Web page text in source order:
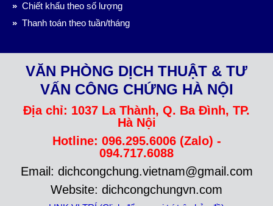
» Chiết khấu theo số lượng
» Thanh toán theo tuần/tháng
VĂN PHÒNG DỊCH THUẬT & TƯ
VẤN CÔNG CHỨNG HÀ NỘI
Địa chỉ: 1037 La Thành, Q. Ba Đình, TP.
Hà Nội
Hotline: 096.295.6006 (Zalo) -
094.717.6088
Email: dichcongchung.vietnam@gmail.com
Website: dichcongchungvn.com